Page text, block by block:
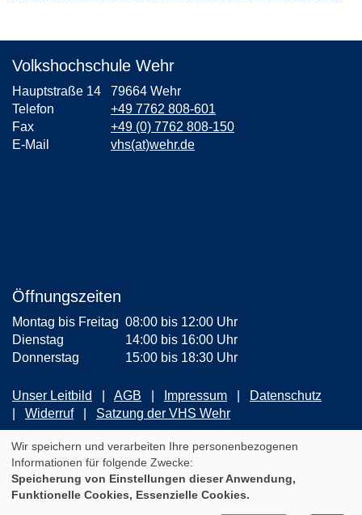
Volkshochschule Wehr
Hauptstraße 14 79664 Wehr
Telefon
+49 7762 808-601
Fax
+49 (0) 7762 808-150
E-Mail
vhs(at)wehr.de
Öffnungszeiten
Montag bis Freitag 08:00 bis 12:00 Uhr
Dienstag
14:00 bis 16:00 Uhr
Donnerstag
15:00 bis 18:30 Uhr
Unser Leitbild AGB Impressum
Datenschutz
Widerruf
Satzung der VHS Wehr
ZUM NEWSLETTER ANMELDEN
Cookie Einstellungen
Wir speichern und verarbeiten Ihre personenbezogenen
Informationen für folgende Zwecke:
Speicherung von Einstellungen dieser Anwendung,
Funktionelle Cookies, Essenzielle Cookies.